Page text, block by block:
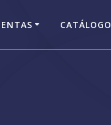
CATÁLOGO